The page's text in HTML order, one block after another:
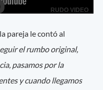
pareja le contó al
el rumbo original,
pasamos por la
y cuando llegamos